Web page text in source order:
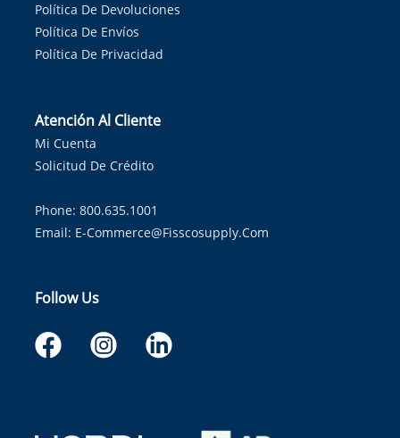
Política De Devoluciones
Política De Envíos
Política De Privacidad
Atención Al Cliente
Mi Cuenta
Solicitud De Crédito
Phone: 800.635.1001
Email: E-Commerce@fisscosupply.com
Follow Us